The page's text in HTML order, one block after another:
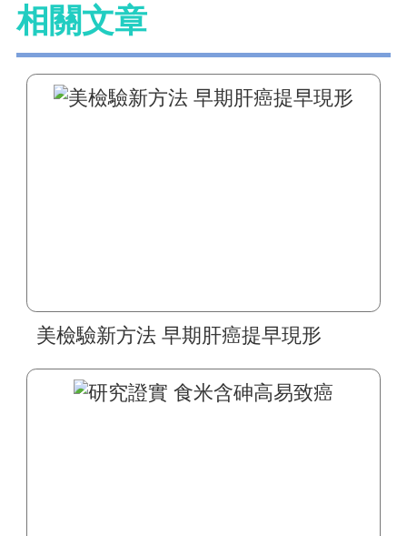
相關文章
美檢驗新方法 早期肝癌提早現形